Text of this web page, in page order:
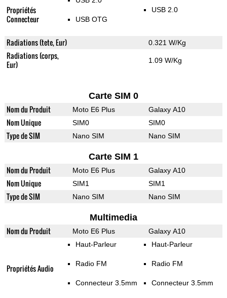
Propriétés
Connecteur
USB OTG
USB 2.0
Radiations (tete, Eur) 0.321 W/Kg
Radiations (corps,
Eur)
1.09 W/Kg
Carte SIM 0
Nom du Produit Moto E6 Plus Galaxy A10
Nom Unique SIM0 SIM0
Type de SIM Nano SIM Nano SIM
Carte SIM 1
Nom du Produit Moto E6 Plus Galaxy A10
Nom Unique SIM1 SIM1
Type de SIM Nano SIM Nano SIM
Multimedia
Nom du Produit Moto E6 Plus Galaxy A10
Propriétés Audio
Haut-Parleur
Radio FM
Connecteur 3.5mm
Haut-Parleur
Radio FM
Connecteur 3.5mm